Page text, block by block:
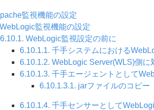
監視機能の設定
監視機能の設定
6.10.1. WebLogic監視設定の前に
6.10.1.1. 千手システムにおける
6.10.1.2. WebLogic Server(WLS)側に
6.10.1.3. 千手エージェントとして
6.10.1.3.1. jarファイルのコピー
6.10.1.4. 千手センサーとして